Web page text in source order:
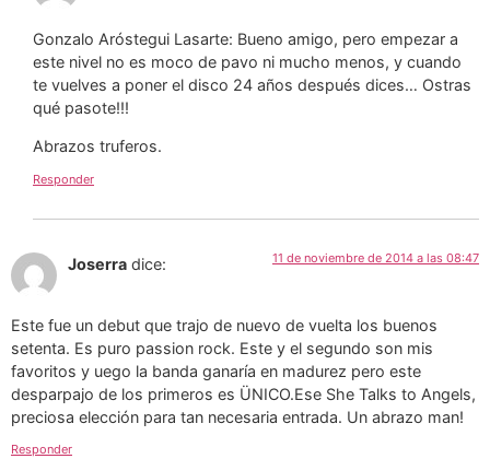
Gonzalo Aróstegui Lasarte: Bueno amigo, pero empezar a
este nivel no es moco de pavo ni mucho menos, y cuando
te vuelves a poner el disco 24 años después dices… Ostras
qué pasote!!!
Abrazos truferos.
Responder
Joserra dice: 11 de noviembre de 2014 a las 08:47
Este fue un debut que trajo de nuevo de vuelta los buenos
setenta. Es puro passion rock. Este y el segundo son mis
favoritos y uego la banda ganaría en madurez pero este
desparpajo de los primeros es ÜNICO.Ese She Talks to Angels,
preciosa elección para tan necesaria entrada. Un abrazo man!
Responder